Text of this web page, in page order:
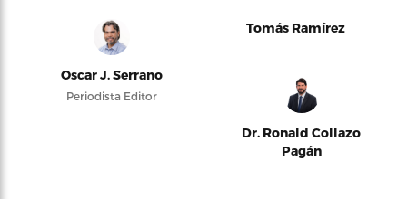
Oscar J. Serrano
Periodista Editor
Tomás Ramírez
Dr. Ronald Collazo
Pagán